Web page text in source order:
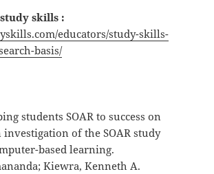
skills :
educators/study-skills-
basis/
students SOAR to success on
investigation of the SOAR study
based learning.
Kiewra, Kenneth A.